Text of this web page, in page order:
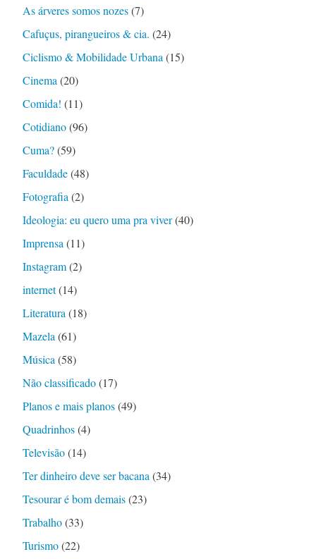
As árveres somos nozes(7)
Cafuçus, pirangueiros & cia. (24)
Ciclismo & Mobilidade Urbana (15)
Cinema (20)
Comida! (11)
Cotidiano(96)
Cuma?(59)
Faculdade(48)
Fotografia (2)
Ideologia: eu quero uma pra viver(40)
Imprensa (11)
Instagram(2)
internet(14)
Literatura (18)
Mazela (61)
Música (58)
Não classificado(17)
Planos e mais planos(49)
Quadrinhos(4)
Televisão(14)
Ter dinheiro deve ser bacana (34)
Tesourar é bom demais(23)
Trabalho(33)
Turismo(22)